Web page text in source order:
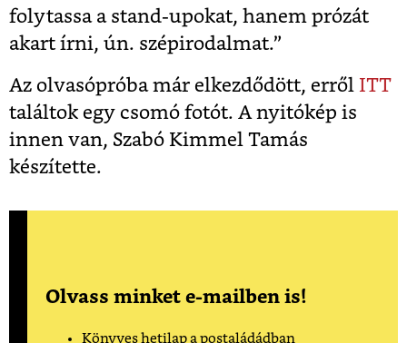
folytassa a stand-upokat, hanem prózát
akart írni, ún. szépirodalmat.”
Az olvasópróba már elkezdődött, erről ITT
találtok egy csomó fotót. A nyitókép is
innen van, Szabó Kimmel Tamás
készítette.
Olvass minket e-mailben is!
Könyves hetilap a postaládádban